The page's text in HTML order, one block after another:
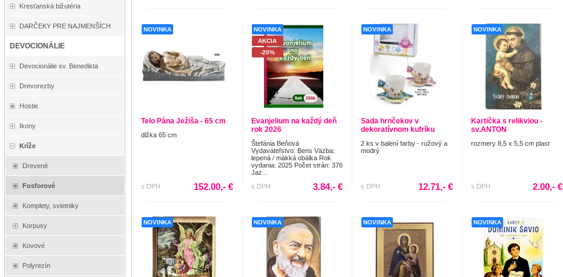
Kresťanská bižutéria
DARČEKY PRE NAJMENŠÍCH
DEVOCIONÁLIE
Devocionálie sv. Benedikta
Drevorezby
Hostie
Ikony
Kríže
Drevené
Fosforové
Komplety, svietniky
Korpusy
Kovové
Polyrezín
NOVINKA
Telo Pána Ježiša - 65 cm
dlžka 65 cm
s DPH 152.00,- €
NOVINKA
AKCIA
-20%
Evanjelium na každý deň
rok 2026
Štefánia Beňová
Vydavateľstvo: Bens Väzba:
lepená / mäkká obálka Rok
vydania: 2025 Počet strán: 376
Jaz...
s DPH
3.84,- €
NOVINKA
Sada hrnčekov v
dekoratívnom kufríku
2 ks v balení farby - ružový a
modrý
s DPH 12.71,- €
NOVINKA
Kartička s relikviou -
sv.ANTON
rozmery 8,5 x 5,5 cm plast
s DPH 2.00,- €
NOVINKA NOVINKA NOVINKA NOVINKA